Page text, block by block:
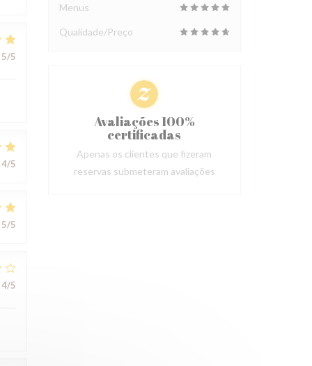
5/5
4/5
5/5
4/5
Menus
Qualidade/Preço
Avaliações 100%
certificadas
Apenas os clientes que fizeram
reservas submeteram avaliações